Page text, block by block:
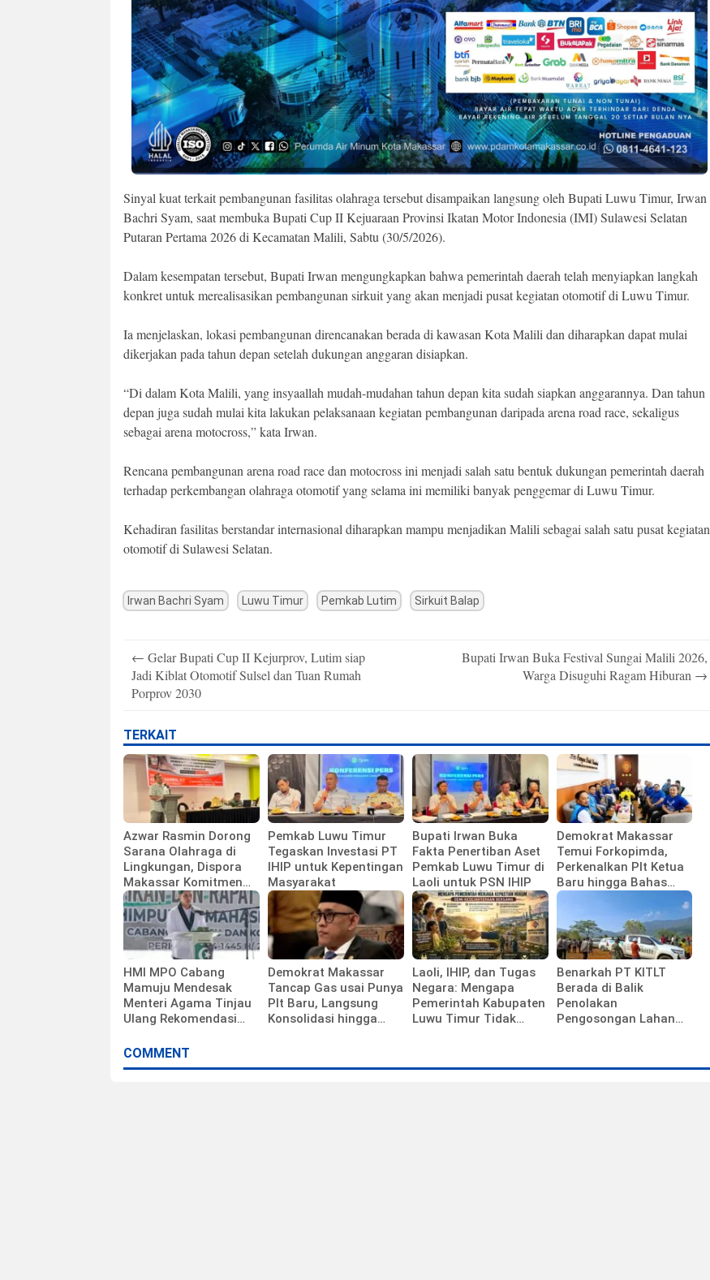
Sinyal kuat terkait pembangunan fasilitas olahraga tersebut disampaikan langsung oleh Bupati Luwu Timur, Irwan
Bachri Syam, saat membuka Bupati Cup II Kejuaraan Provinsi Ikatan Motor Indonesia (IMI) Sulawesi Selatan
Putaran Pertama 2026 di Kecamatan Malili, Sabtu (30/5/2026).
Dalam kesempatan tersebut, Bupati Irwan mengungkapkan bahwa pemerintah daerah telah menyiapkan langkah
konkret untuk merealisasikan pembangunan sirkuit yang akan menjadi pusat kegiatan otomotif di Luwu Timur.
Ia menjelaskan, lokasi pembangunan direncanakan berada di kawasan Kota Malili dan diharapkan dapat mulai
dikerjakan pada tahun depan setelah dukungan anggaran disiapkan.
“Di dalam Kota Malili, yang insyaallah mudah-mudahan tahun depan kita sudah siapkan anggarannya. Dan tahun
depan juga sudah mulai kita lakukan pelaksanaan kegiatan pembangunan daripada arena road race, sekaligus
sebagai arena motocross,” kata Irwan.
Rencana pembangunan arena road race dan motocross ini menjadi salah satu bentuk dukungan pemerintah daerah
terhadap perkembangan olahraga otomotif yang selama ini memiliki banyak penggemar di Luwu Timur.
Kehadiran fasilitas berstandar internasional diharapkan mampu menjadikan Malili sebagai salah satu pusat kegiatan
otomotif di Sulawesi Selatan.
Irwan Bachri Syam Luwu Timur Pemkab Lutim Sirkuit Balap
navigation
← Gelar Bupati Cup II Kejurprov, Lutim siap
Jadi Kiblat Otomotif Sulsel dan Tuan Rumah
Porprov 2030
Bupati Irwan Buka Festival Sungai Malili 2026,
Warga Disuguhi Ragam Hiburan →
TERKAIT
Azwar Rasmin Dorong
Sarana Olahraga di
Lingkungan, Dispora
Makassar Komitmen
Bangun Fasilitas
Pemkab Luwu Timur
Tegaskan Investasi PT
IHIP untuk Kepentingan
Masyarakat
Bupati Irwan Buka
Fakta Penertiban Aset
Pemkab Luwu Timur di
Laoli untuk PSN IHIP
Demokrat Makassar
Temui Forkopimda,
Perkenalkan Plt Ketua
Baru hingga Bahas
Agenda HUT Partai
HMI MPO Cabang
Mamuju Mendesak
Menteri Agama Tinjau
Ulang Rekomendasi
Polewali Mandar
Demokrat Makassar
Tancap Gas usai Punya
Plt Baru, Langsung
Konsolidasi hingga
Laoli, IHIP, dan Tugas
Negara: Mengapa
Pemerintah Kabupaten
Luwu Timur Tidak
Benarkah PT KITLT
Berada di Balik
Penolakan
Pengosongan Lahan
COMMENT